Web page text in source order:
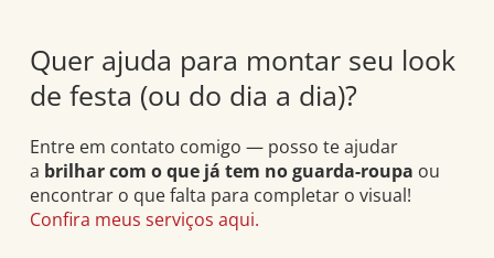
Quer ajuda para montar seu look
de festa (ou do dia a dia)?
Entre em contato comigo — posso te ajudar
a brilhar com o que já tem no guarda-roupa ou
encontrar o que falta para completar o visual!
Confira meus serviços aqui.